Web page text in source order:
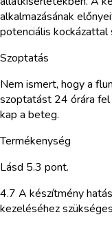
alkalmazásának
potenciális kockázattal
Szoptatás
Nem ismert, hogy a
szoptatást 24 órára
kap a beteg.
Termékenység
Lásd 5.3 pont.
4.7 A készítmény
kezeléséhez